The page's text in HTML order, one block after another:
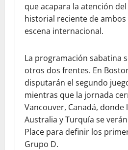
que acapara la atención
historial reciente de ambos
escena internacional.
​La programación sabatina
otros dos frentes. En
disputarán el segundo
mientras que la jornada
Vancouver, Canadá, donde
Australia y Turquía se
Place para definir los
Grupo D.